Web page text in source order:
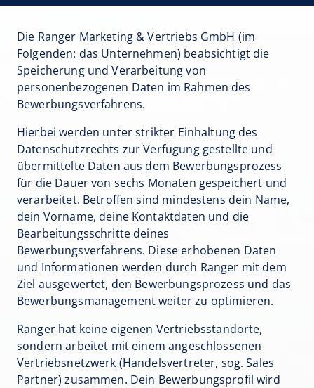
Die Ranger Marketing & Vertriebs GmbH (im
Folgenden: das Unternehmen) beabsichtigt die
Speicherung und Verarbeitung von
personenbezogenen Daten im Rahmen des
Bewerbungsverfahrens.
Hierbei werden unter strikter Einhaltung des
Datenschutzrechts zur Verfügung gestellte und
übermittelte Daten aus dem Bewerbungsprozess
für die Dauer von sechs Monaten gespeichert und
verarbeitet. Betroffen sind mindestens dein Name,
dein Vorname, deine Kontaktdaten und die
Bearbeitungsschritte deines
Bewerbungsverfahrens. Diese erhobenen Daten
und Informationen werden durch Ranger mit dem
Ziel ausgewertet, den Bewerbungsprozess und das
Bewerbungsmanagement weiter zu optimieren.
Ranger hat keine eigenen Vertriebsstandorte,
sondern arbeitet mit einem angeschlossenen
Vertriebsnetzwerk (Handelsvertreter, sog. Sales
Partner) zusammen. Dein Bewerbungsprofil wird